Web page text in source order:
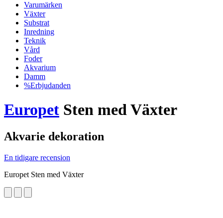
Varumärken
Växter
Substrat
Inredning
Teknik
Vård
Foder
Akvarium
Damm
%Erbjudanden
Europet Sten med Växter
Akvarie dekoration
En tidigare recension
Europet Sten med Växter